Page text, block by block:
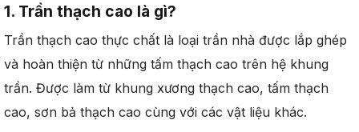
1. Trần thạch cao là gì?
Trần thạch cao thực chất là loại trần nhà được lắp ghép
và hoàn thiện từ những tấm thạch cao trên hệ khung
trần. Được làm từ khung xương thạch cao, tấm thạch
cao, sơn bả thạch cao cùng với các vật liệu khác.